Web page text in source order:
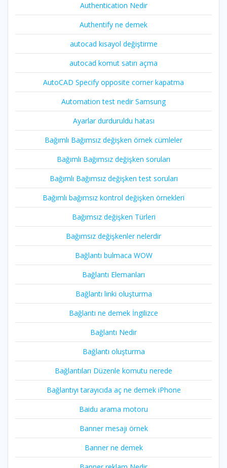
Authentication Nedir
Authentify ne demek
autocad kısayol değiştirme
autocad komut satırı açma
AutoCAD Specify opposite corner kapatma
Automation test nedir Samsung
Ayarlar durduruldu hatası
Bağımlı Bağımsız değişken örnek cümleler
Bağımlı Bağımsız değişken soruları
Bağımlı Bağımsız değişken test soruları
Bağımlı bağımsız kontrol değişken örnekleri
Bağımsız değişken Türleri
Bağımsız değişkenler nelerdir
Bağlantı bulmaca WOW
Bağlantı Elemanları
Bağlantı linki oluşturma
Bağlantı ne demek İngilizce
Bağlantı Nedir
Bağlantı oluşturma
Bağlantıları Düzenle komutu nerede
Bağlantıyı tarayıcıda aç ne demek iPhone
Baidu arama motoru
Banner mesajı örnek
Banner ne demek